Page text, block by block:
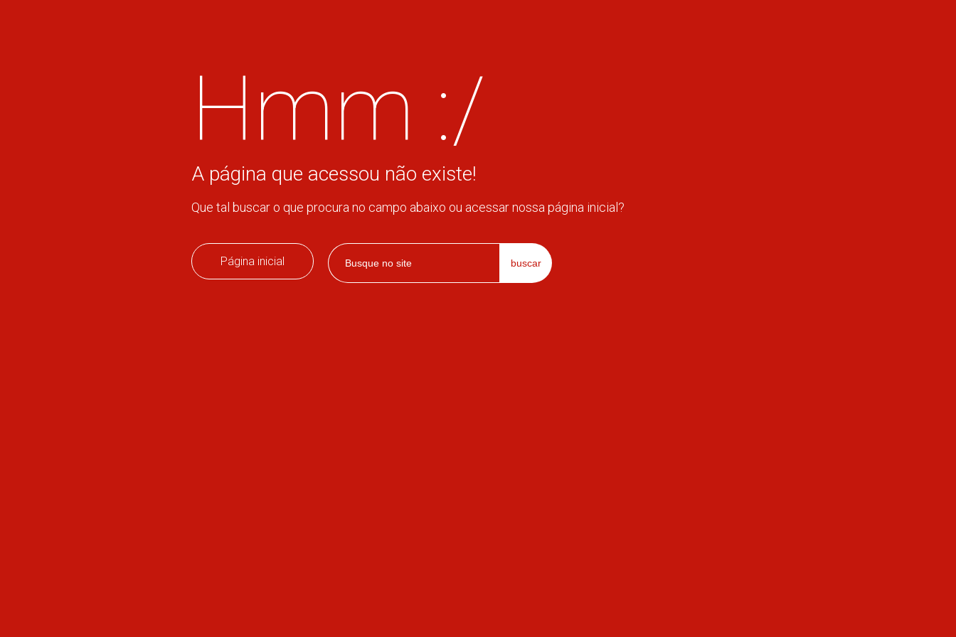
Hmm :/
A página que acessou não existe!
Que tal buscar o que procura no campo abaixo ou acessar nossa página inicial?
Página inicial